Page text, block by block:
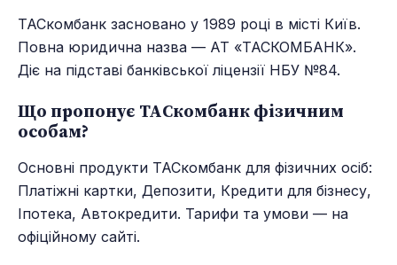
ТАСкомбанк засновано у 1989 році в місті Київ.
Повна юридична назва — АТ «ТАСКОМБАНК».
Діє на підставі банківської ліцензії НБУ №84.
Що пропонує ТАСкомбанк фізичним
особам?
Основні продукти ТАСкомбанк для фізичних осіб:
Платіжні картки, Депозити, Кредити для бізнесу,
Іпотека, Автокредити. Тарифи та умови — на
офіційному сайті.